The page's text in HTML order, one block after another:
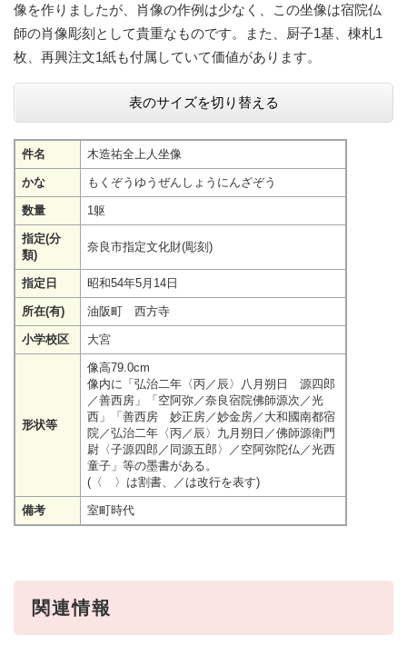
像を作りましたが、肖像の作例は少なく、この坐像は宿院仏
師の肖像彫刻として貴重なものです。また、厨子1基、棟札1
枚、再興注文1紙も付属していて価値があります。
表のサイズを切り替える
件名 木造祐全上人坐像
かな もくぞうゆうぜんしょうにんざぞう
数量 1躯
指定(分
類)
奈良市指定文化財(彫刻)
指定日 昭和54年5月14日
所在(有) 油阪町 西方寺
小学校区 大宮
形状等
像高79.0cm
像内に「弘治二年〈丙／辰〉八月朔日 源四郎
／善西房」「空阿弥／奈良宿院佛師源次／光
西」「善西房 妙正房／妙金房／大和國南都宿
院／弘治二年〈丙／辰〉九月朔日／佛師源衛門
尉〈子源四郎／同源五郎〉／空阿弥陀仏／光西
童子」等の墨書がある。
(〈 〉は割書、／は改行を表す)
備考 室町時代
関連情報